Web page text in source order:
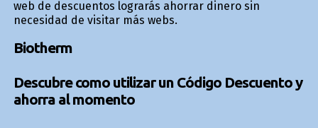
web de descuentos lograrás ahorrar dinero sin
necesidad de visitar más webs.
Biotherm
Descubre como utilizar un Código Descuento y
ahorra al momento